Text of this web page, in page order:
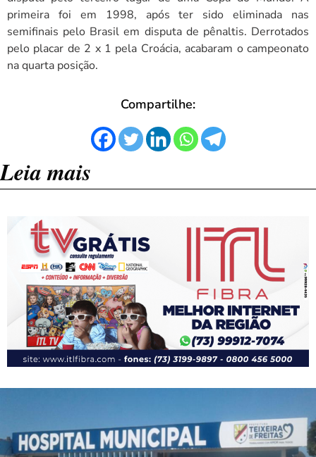
primeira foi em 1998, após ter sido eliminada nas
semifinais pelo Brasil em disputa de pênaltis. Derrotados
pelo placar de 2 x 1 pela Croácia, acabaram o campeonato
na quarta posição.
Compartilhe:
Leia mais